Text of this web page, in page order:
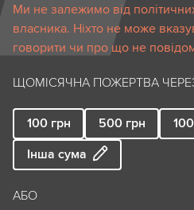
Ми не залежимо від
власника. Ніхто не може
говорити чи про що не
ЩОМІСЯЧНА ПОЖЕРТВА ЧЕРЕЗ
100 грн 500 грн
Інша сума
АБО